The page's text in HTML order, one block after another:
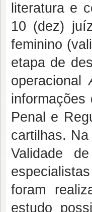
literatura e
10 (dez)
feminino
etapa de
operacional
Penal e
cartilhas.
Validade
foram
estudo